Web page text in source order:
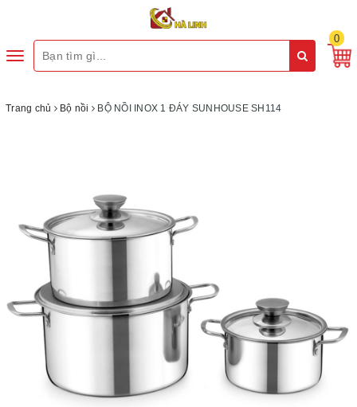
Toggle
0
Trang chủ Bộ nồi BỘ NỒI INOX 1 ĐÁY SUNHOUSE SH114